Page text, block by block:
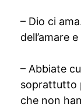
– Dio ci
dell’amare
– Abbiate
soprattutto
che non